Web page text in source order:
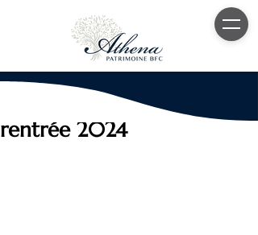
Point marché spécial
rentrée 2024
5 sept. 2024